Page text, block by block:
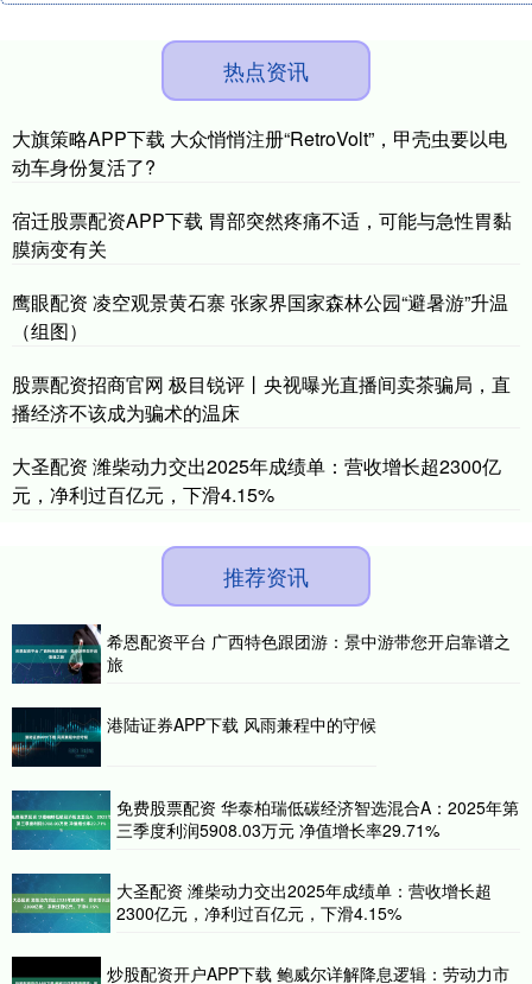
热点资讯
大旗策略APP下载 大众悄悄注册“RetroVolt”，甲壳虫要以电
动车身份复活了?
宿迁股票配资APP下载 胃部突然疼痛不适，可能与急性胃黏
膜病变有关
鹰眼配资 凌空观景黄石寨 张家界国家森林公园“避暑游”升温
（组图）
股票配资招商官网 极目锐评丨央视曝光直播间卖茶骗局，直
播经济不该成为骗术的温床
大圣配资 潍柴动力交出2025年成绩单：营收增长超2300亿
元，净利过百亿元，下滑4.15%
推荐资讯
希恩配资平台 广西特色跟团游：景中游带您开启靠谱之
旅
港陆证券APP下载 风雨兼程中的守候
免费股票配资 华泰柏瑞低碳经济智选混合A：2025年第
三季度利润5908.03万元 净值增长率29.71%
大圣配资 潍柴动力交出2025年成绩单：营收增长超
2300亿元，净利过百亿元，下滑4.15%
炒股配资开户APP下载 鲍威尔详解降息逻辑：劳动力市